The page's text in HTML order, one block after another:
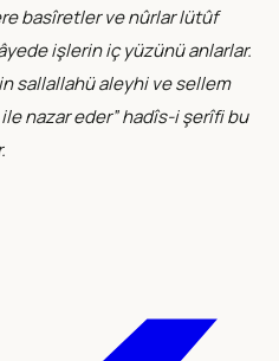
basîretler ve nûrlar lütûf
işlerin iç yüzünü anlarlar.
sallallahü aleyhi ve sellem
ile nazar eder” hadîs-i şerîfi bu